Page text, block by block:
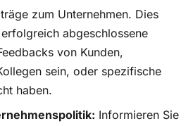
zum Unternehmen. Dies
abgeschlossene
von Kunden,
sein, oder spezifische
haben.
Informieren Sie